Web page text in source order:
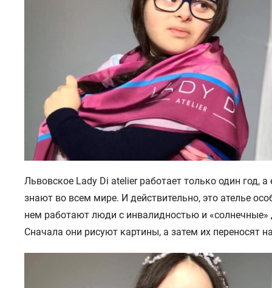
Львовское Lady Di atelier работает только один год, а
знают во всем мире. И действительно, это ателье
нем работают люди с инвалидностью и «солнечные»
Сначала они рисуют картины, а затем их переносят